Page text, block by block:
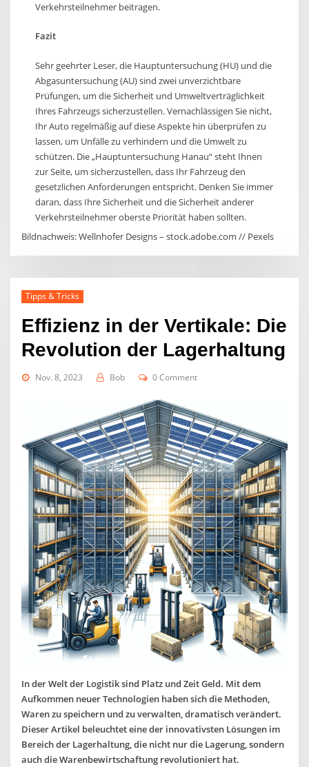
Verkehrsteilnehmer beitragen.
Fazit
Sehr geehrter Leser, die Hauptuntersuchung (HU) und die
Abgasuntersuchung (AU) sind zwei unverzichtbare
Prüfungen, um die Sicherheit und Umweltverträglichkeit
Ihres Fahrzeugs sicherzustellen. Vernachlässigen Sie nicht,
Ihr Auto regelmäßig auf diese Aspekte hin überprüfen zu
lassen, um Unfälle zu verhindern und die Umwelt zu
schützen. Die „Hauptuntersuchung Hanau“ steht Ihnen
zur Seite, um sicherzustellen, dass Ihr Fahrzeug den
gesetzlichen Anforderungen entspricht. Denken Sie immer
daran, dass Ihre Sicherheit und die Sicherheit anderer
Verkehrsteilnehmer oberste Priorität haben sollten.
Bildnachweis: Wellnhofer Designs – stock.adobe.com // Pexels
Tipps & Tricks
Effizienz in der Vertikale: Die
Revolution der Lagerhaltung
Nov. 8, 2023 Bob 0 Comment
In der Welt der Logistik sind Platz und Zeit Geld. Mit dem
Aufkommen neuer Technologien haben sich die Methoden,
Waren zu speichern und zu verwalten, dramatisch verändert.
Dieser Artikel beleuchtet eine der innovativsten Lösungen im
Bereich der Lagerhaltung, die nicht nur die Lagerung, sondern
auch die Warenbewirtschaftung revolutioniert hat.